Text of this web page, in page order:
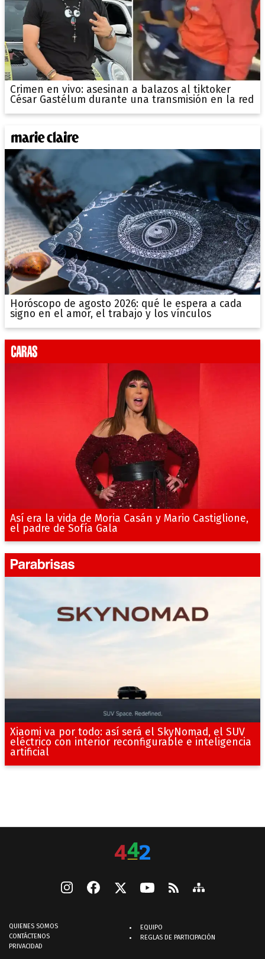
Crimen en vivo: asesinan a balazos al tiktoker
César Gastélum durante una transmisión en la red
Horóscopo de agosto 2026: qué le espera a cada
signo en el amor, el trabajo y los vínculos
Así era la vida de Moria Casán y Mario Castiglione,
el padre de Sofía Gala
Xiaomi va por todo: así será el SkyNomad, el SUV
eléctrico con interior reconfigurable e inteligencia
artificial
QUIENES SOMOS
CONTÁCTENOS
PRIVACIDAD
EQUIPO
REGLAS DE PARTICIPACIÓN